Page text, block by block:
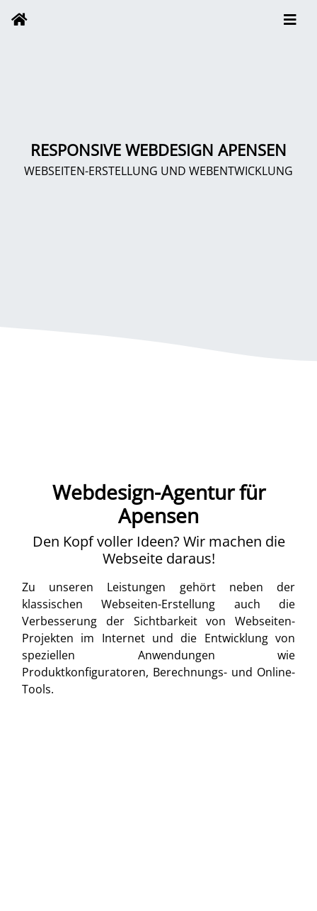
RESPONSIVE WEBDESIGN APENSEN
WEBSEITEN-ERSTELLUNG UND WEBENTWICKLUNG
Webdesign-Agentur für
Apensen
Den Kopf voller Ideen? Wir machen die
Webseite daraus!
Zu unseren Leistungen gehört neben der
klassischen Webseiten-Erstellung auch die
Verbesserung der Sichtbarkeit von Webseiten-
Projekten im Internet und die Entwicklung von
speziellen Anwendungen wie
Produktkonfiguratoren, Berechnungs- und Online-
Tools.